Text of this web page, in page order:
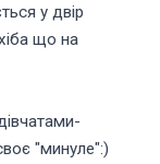
у двір
що на
"минуле":)